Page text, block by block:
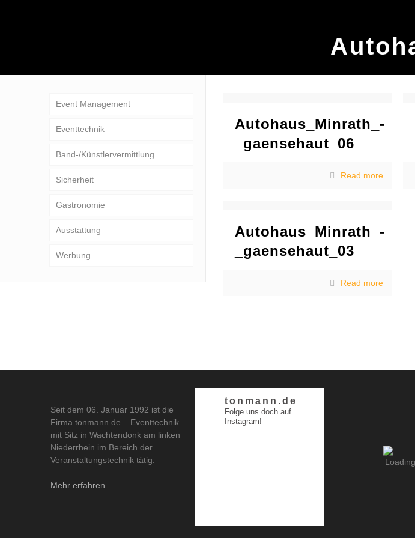
Autohaus_Minrath_-
_gaensehaut_06
Read more
Autohaus_Minrath_-
_gaensehaut_03
Read more
Event Management
Eventtechnik
Band-/Künstlervermittlung
Sicherheit
Gastronomie
Ausstattung
Werbung
Seit dem 06. Januar 1992 ist die
Firma tonmann.de – Eventtechnik
mit Sitz in Wachtendonk am linken
Niederrhein im Bereich der
Veranstaltungstechnik tätig.
Mehr erfahren ...
tonmann.de
Folge uns doch auf
Instagram!